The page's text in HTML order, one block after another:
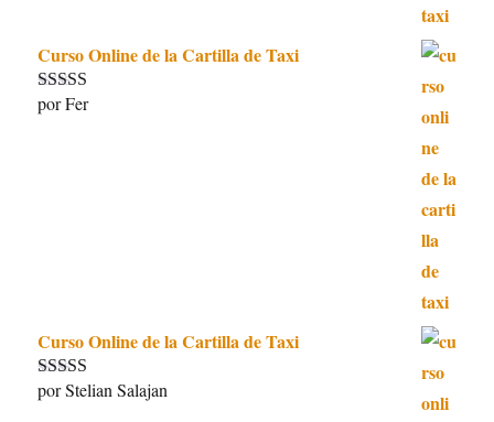
Curso Online de la Cartilla de Taxi
Valorado con
por Fer
Curso Online de la Cartilla de Taxi
Valorado con
por Stelian Salajan